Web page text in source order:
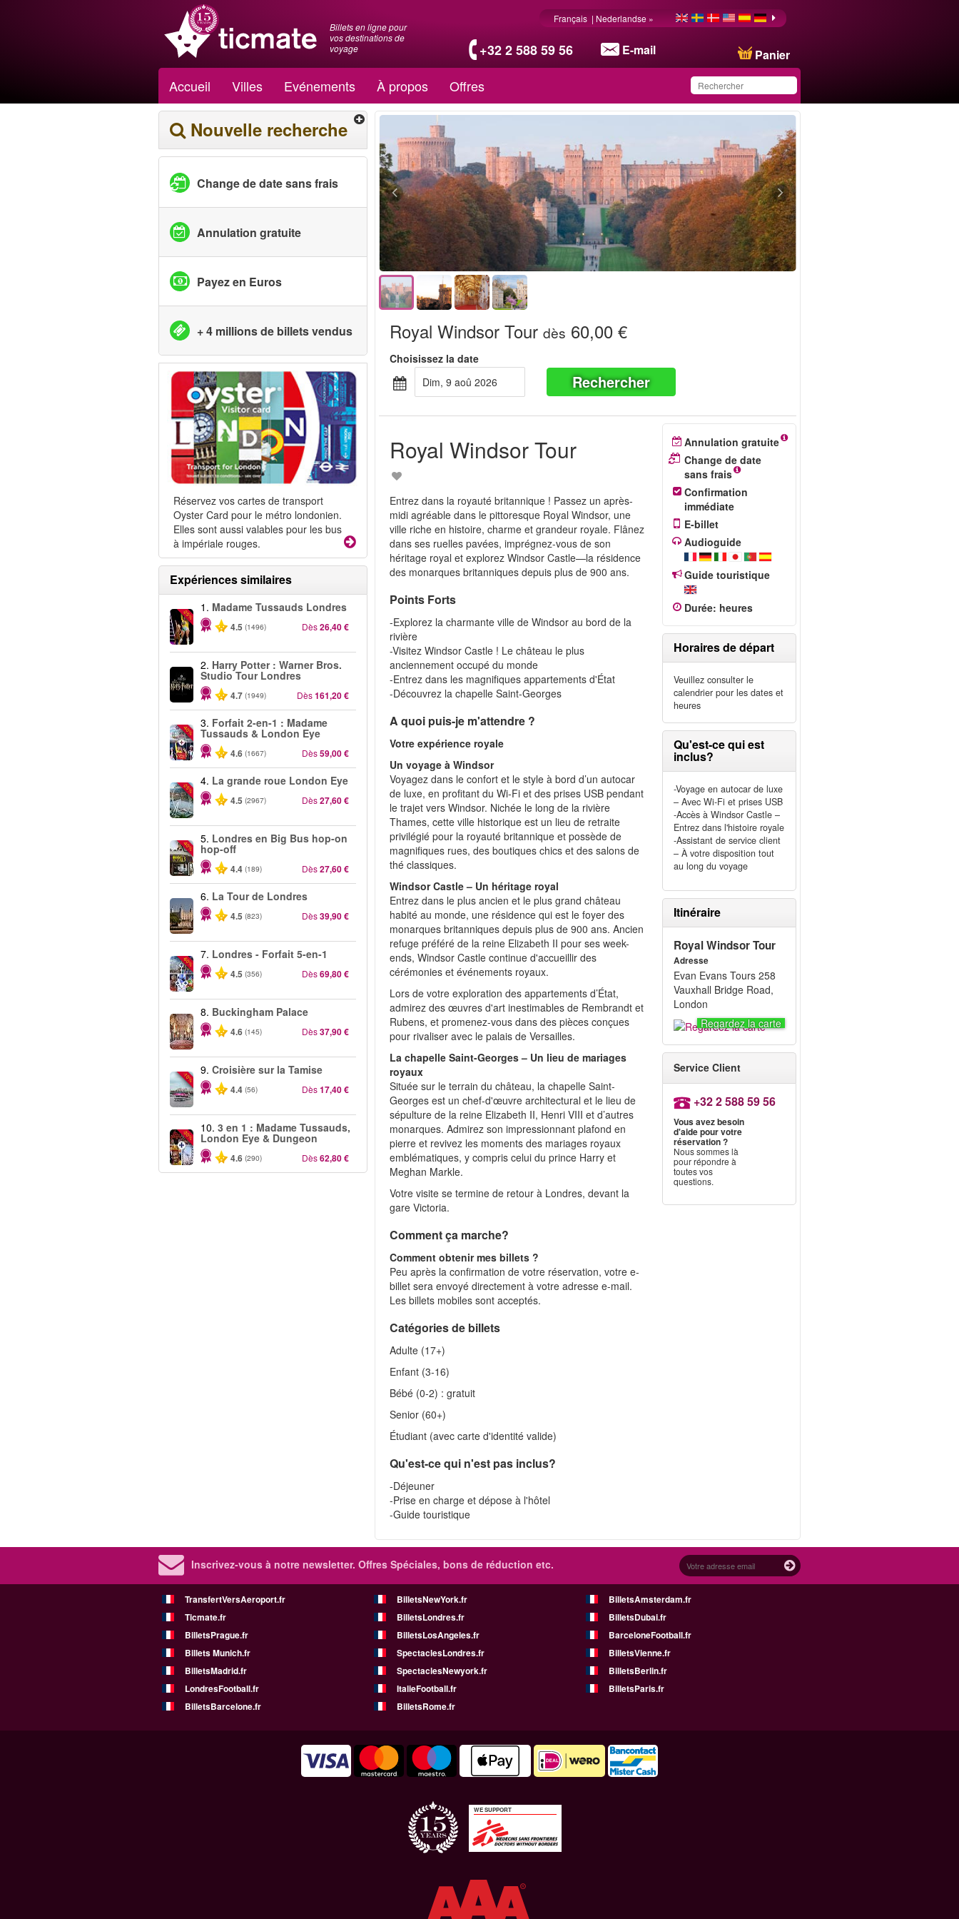
Billets en ligne pour
vos destinations de
voyage
+32 2 588 59 56 E-mail Panier
Français | Nederlandse »
Accueil Villes Evénements À propos Offres
sauvegardé dans votre
liste.
Nouvelle recherche
Change de date sans frais
Annulation gratuite
Payez en Euros
+ 4 millions de billets vendus
Réservez vos cartes de transport
Oyster Card pour le métro londonien.
Elles sont aussi valables pour les bus
à impériale rouges.
Expériences similaires
-25%
1. Madame Tussauds Londres
4.5 (1496) Dès26,40 €
2. Harry Potter : Warner Bros.
Studio Tour Londres
4.7 (1949) Dès161,20 €
-40%
3. Forfait 2-en-1 : Madame
Tussauds & London Eye
4.6 (1667) Dès59,00 €
-25%
4. La grande roue London Eye
4.5 (2967) Dès27,60 €
-40%
5. Londres en Big Bus hop-on
hop-off
4.4 (189) Dès27,60 €
6. La Tour de Londres
4.5 (823) Dès39,90 €
-60%
7. Londres - Forfait 5-en-1
4.5 (356) Dès69,80 €
8. Buckingham Palace
4.6 (145) Dès37,90 €
-10%
9. Croisière sur la Tamise
4.4 (56) Dès17,40 €
-30%
10. 3 en 1 : Madame Tussauds,
London Eye & Dungeon
4.6 (290) Dès62,80 €
Royal Windsor Tour dès 60,00 €
Choisissez la date
dim, 9 aoû 2026
Rechercher
Royal Windsor Tour
Entrez dans la royauté britannique ! Passez un après-
midi agréable dans le pittoresque Royal Windsor, une
ville riche en histoire, charme et grandeur royale. Flânez
dans ses ruelles pavées, imprégnez-vous de son
héritage royal et explorez Windsor Castle—la résidence
des monarques britanniques depuis plus de 900 ans.
Points Forts
-Explorez la charmante ville de Windsor au bord de la
rivière
-Visitez Windsor Castle ! Le château le plus
anciennement occupé du monde
-Entrez dans les magnifiques appartements d'État
-Découvrez la chapelle Saint-Georges
A quoi puis-je m'attendre ?
Votre expérience royale
Un voyage à Windsor
Voyagez dans le confort et le style à bord d’un autocar
de luxe, en profitant du Wi-Fi et des prises USB pendant
le trajet vers Windsor. Nichée le long de la rivière
Thames, cette ville historique est un lieu de retraite
privilégié pour la royauté britannique et possède de
magnifiques rues, des boutiques chics et des salons de
thé classiques.
Windsor Castle – Un héritage royal
Entrez dans le plus ancien et le plus grand château
habité au monde, une résidence qui est le foyer des
monarques britanniques depuis plus de 900 ans. Ancien
refuge préféré de la reine Elizabeth II pour ses week-
ends, Windsor Castle continue d'accueillir des
cérémonies et événements royaux.
Lors de votre exploration des appartements d’État,
admirez des œuvres d'art inestimables de Rembrandt et
Rubens, et promenez-vous dans des pièces conçues
pour rivaliser avec le palais de Versailles.
La chapelle Saint-Georges – Un lieu de mariages
royaux
Située sur le terrain du château, la chapelle Saint-
Georges est un chef-d'œuvre architectural et le lieu de
sépulture de la reine Elizabeth II, Henri VIII et d’autres
monarques. Admirez son impressionnant plafond en
pierre et revivez les moments des mariages royaux
emblématiques, y compris celui du prince Harry et
Meghan Markle.
Votre visite se termine de retour à Londres, devant la
gare Victoria.
Comment ça marche?
Comment obtenir mes billets ?
Peu après la confirmation de votre réservation, votre e-
billet sera envoyé directement à votre adresse e-mail.
Les billets mobiles sont acceptés.
Catégories de billets
Adulte (17+)
Enfant (3-16)
Bébé (0-2) : gratuit
Senior (60+)
Étudiant (avec carte d'identité valide)
Qu'est-ce qui n'est pas inclus?
-Déjeuner
-Prise en charge et dépose à l'hôtel
-Guide touristique
Annulation gratuite
Change de date
sans frais
Confirmation
immédiate
E-billet
Audioguide
Guide touristique
Durée: heures
Horaires de départ
Veuillez consulter le
calendrier pour les dates et
heures
Qu'est-ce qui est
inclus?
-Voyage en autocar de luxe
– Avec Wi-Fi et prises USB
-Accès à Windsor Castle –
Entrez dans l'histoire royale
-Assistant de service client
– À votre disposition tout
au long du voyage
Itinéraire
Royal Windsor Tour
Adresse
Evan Evans Tours 258
Vauxhall Bridge Road,
London
Regardez la carte
Service Client
+32 2 588 59 56
Vous avez besoin
d'aide pour votre
réservation ?
Nous sommes là
pour répondre à
toutes vos
questions.
Inscrivez-vous à notre newsletter. Offres Spéciales, bons de réduction etc.
TransfertVersAeroport.fr BilletsNewYork.fr
BilletsAmsterdam.fr
Ticmate.fr
BilletsLondres.fr
BilletsDubai.fr
BilletsPrague.fr
BilletsLosAngeles.fr
BarceloneFootball.fr
Billets Munich.fr
SpectaclesLondres.fr
BilletsVienne.fr
BilletsMadrid.fr
SpectaclesNewyork.fr
BilletsBerlin.fr
LondresFootball.fr
ItalieFootball.fr
BilletsParis.fr
BilletsBarcelone.fr
BilletsRome.fr
WE SUPPORT